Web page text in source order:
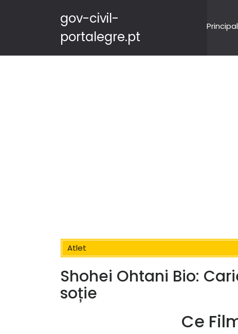
gov-civil-
portalegre.pt
Principal
Atlet
Shohei Ohtani Bio:
soție
Ce